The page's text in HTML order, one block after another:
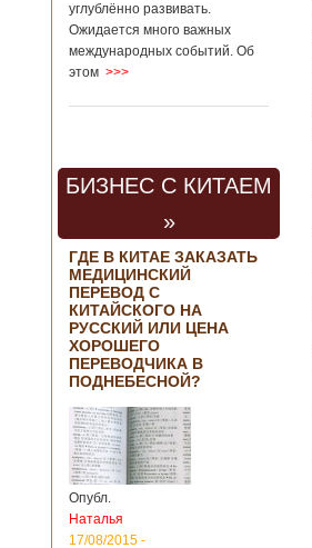
углублённо развивать.
Ожидается много важных
международных событий. Об
этом >>>
БИЗНЕС С КИТАЕМ
»
ГДЕ В КИТАЕ ЗАКАЗАТЬ
МЕДИЦИНСКИЙ
ПЕРЕВОД С
КИТАЙСКОГО НА
РУССКИЙ ИЛИ ЦЕНА
ХОРОШЕГО
ПЕРЕВОДЧИКА В
ПОДНЕБЕСНОЙ?
Опубл.
Наталья
17/08/2015 -